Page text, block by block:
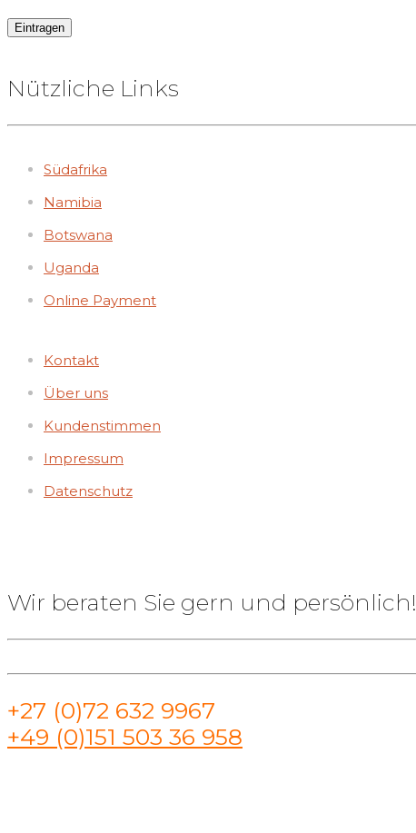
Nützliche Links
Südafrika
Namibia
Botswana
Uganda
Online Payment
Kontakt
Über uns
Kundenstimmen
Impressum
Datenschutz
Wir beraten Sie gern und persönlich!
+27 (0)72 632 9967
+49 (0)151 503 36 958